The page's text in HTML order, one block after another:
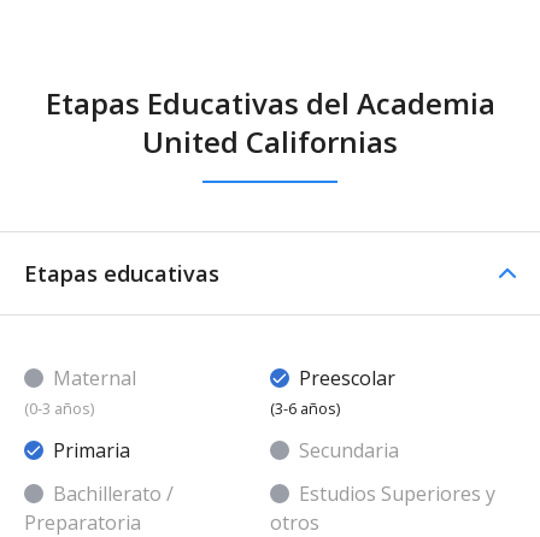
Etapas Educativas del Academia
United Californias
Etapas educativas
Maternal
(0-3 años)
Preescolar
(3-6 años)
Primaria
Secundaria
Bachillerato /
Preparatoria
Estudios Superiores y
otros